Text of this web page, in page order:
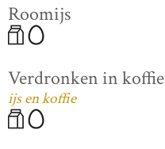
Roomijs
Verdronken in koffie
ijs en koffie